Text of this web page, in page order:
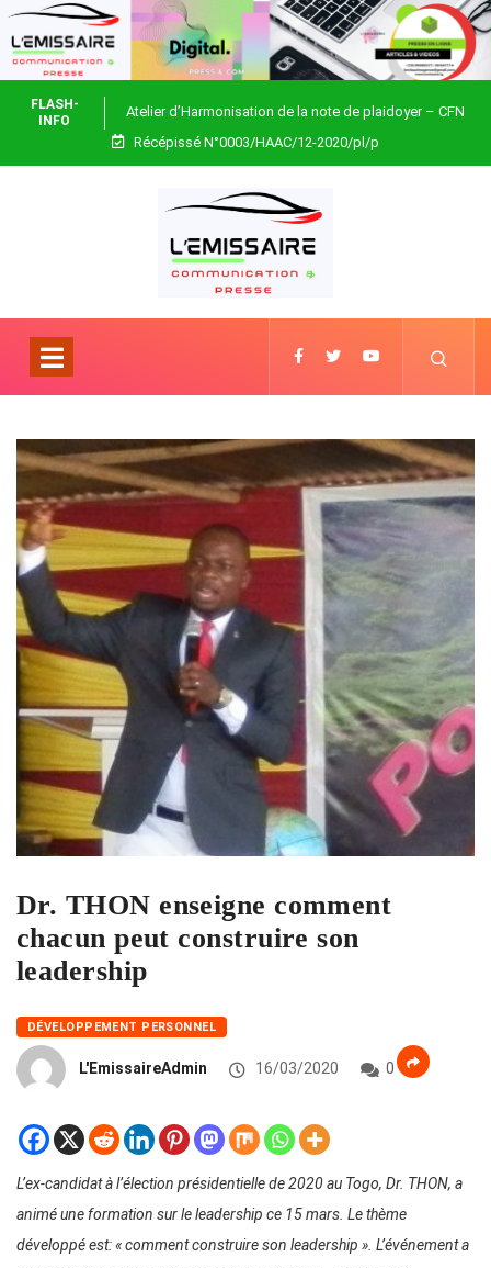
FLASH-
INFO
Atelier d’Harmonisation de la note de plaidoyer – CFN
Togo
Récépissé N°0003/HAAC/12-2020/pl/p
Dr. THON enseigne comment
chacun peut construire son
leadership
DÉVELOPPEMENT PERSONNEL
L'EmissaireAdmin 16/03/2020 0
L’ex-candidat à l’élection présidentielle de 2020 au Togo, Dr. THON, a
animé une formation sur le leadership ce 15 mars. Le thème
développé est: « comment construire son leadership ». L’événement a